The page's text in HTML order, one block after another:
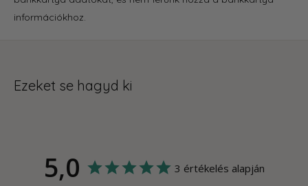
információkhoz.
Ezeket se hagyd ki
5,0 3 értékelés alapján